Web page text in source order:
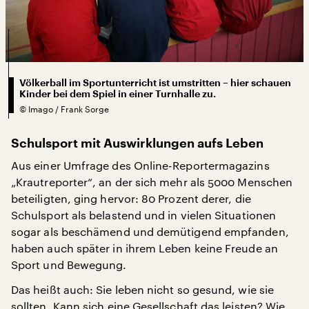
Völkerball im Sportunterricht ist umstritten – hier schauen
Kinder bei dem Spiel in einer Turnhalle zu.
© Imago / Frank Sorge
Schulsport mit Auswirklungen aufs Leben
Aus einer Umfrage des Online-Reportermagazins
„Krautreporter“, an der sich mehr als 5000 Menschen
beteiligten, ging hervor: 80 Prozent derer, die
Schulsport als belastend und in vielen Situationen
sogar als beschämend und demütigend empfanden,
haben auch später in ihrem Leben keine Freude an
Sport und Bewegung.
Das heißt auch: Sie leben nicht so gesund, wie sie
sollten. Kann sich eine Gesellschaft das leisten? Wie